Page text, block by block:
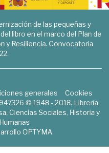
de las pequeñas y
libro en el marco del Plan de
y Resiliencia. Convocatoria
generales
Cookies
© 1948 - 2018. Librería
Ciencias Sociales, Historia y
OPTYMA